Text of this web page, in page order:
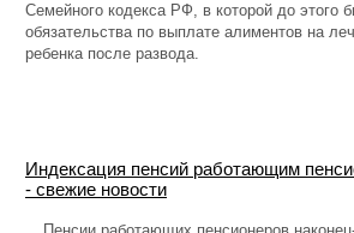
Семейного кодекса РФ, в которой до этого
обязательства по выплате алиментов на
ребенка после развода.
Индексация пенсий работающим
- свежие новости